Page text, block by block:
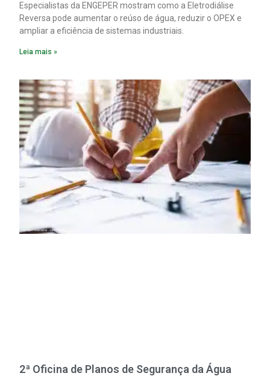
Especialistas da ENGEPER mostram como a Eletrodiálise
Reversa pode aumentar o reúso de água, reduzir o OPEX e
ampliar a eficiência de sistemas industriais.
Leia mais »
2ª Oficina de Planos de Segurança da Água